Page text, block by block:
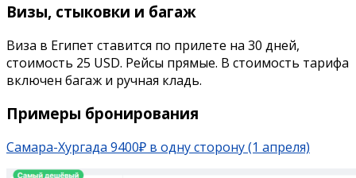
Визы, стыковки и багаж
Виза в Египет ставится по прилете на 30 дней,
стоимость 25 USD. Рейсы прямые. В стоимость тарифа
включен багаж и ручная кладь.
Примеры бронирования
Самара-Хургада 9400₽ в одну сторону (1 апреля)